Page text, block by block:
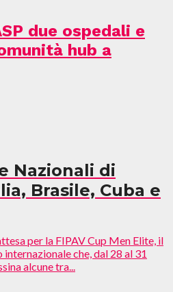
due ospedali e
hub a
Nazionali di
Brasile, Cuba e
per la FIPAV Cup Men Elite, il
che, dal 28 al 31
alcune tra...